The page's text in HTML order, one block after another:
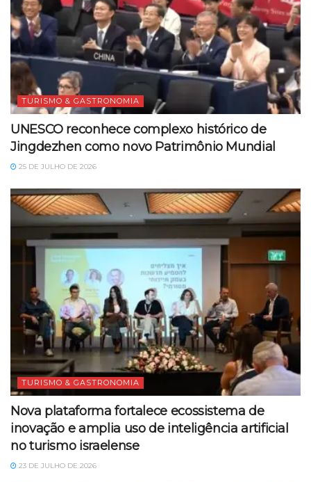
TURISMO & GASTRONOMIA
UNESCO reconhece complexo histórico de
Jingdezhen como novo Patrimônio Mundial
25 DE JULHO DE 2026
TURISMO & GASTRONOMIA
Nova plataforma fortalece ecossistema de
inovação e amplia uso de inteligência artificial
no turismo israelense
23 DE JULHO DE 2026